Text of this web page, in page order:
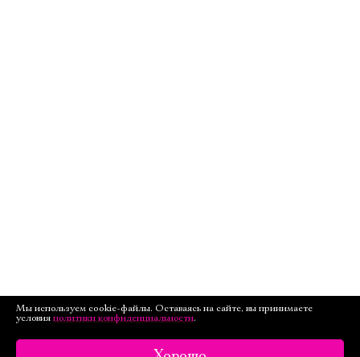
Мы используем cookie-файлы. Оставаясь на сайте, вы принимаете
условия политики конфиденциальности.